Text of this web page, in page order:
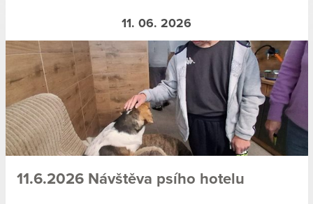
11. 06. 2026
11.6.2026 Návštěva psího hotelu